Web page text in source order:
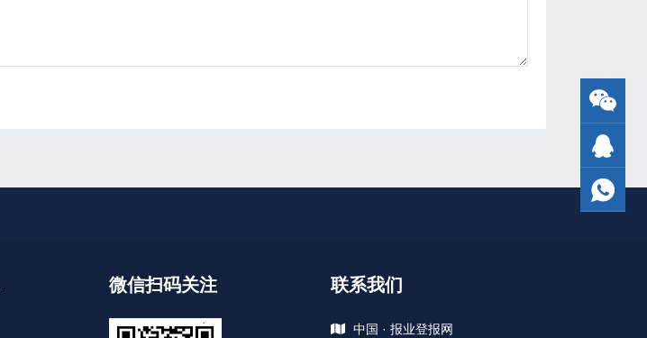
微信扫码关注 联系我们
中国 · 报业登报网